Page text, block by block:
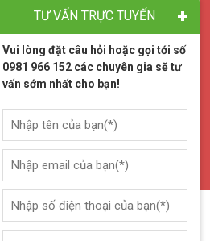
TƯ VẤN TRỰC TUYẾN
Vui lòng đặt câu hỏi hoặc gọi tới số
0981 966 152 các chuyên gia sẽ tư
vấn sớm nhất cho bạn!